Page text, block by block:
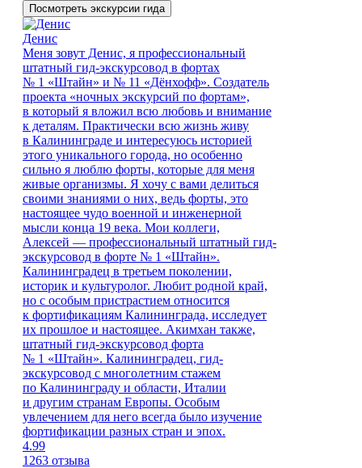
Посмотреть экскурсии гида
Денис
Меня зовут Денис, я профессиональный
штатный гид-экскурсовод в фортах
№ 1 «Штайн» и № 11 «Дёнхофф». Создатель
проекта «ночных экскурсий по фортам»,
в который я вложил всю любовь и внимание
к деталям. Практически всю жизнь живу
в Калининграде и интересуюсь историей
этого уникального города, но особенно
сильно я люблю форты, которые для меня
живые организмы. Я хочу с вами делиться
своими знаниями о них, ведь форты, это
настоящее чудо военной и инженерной
мысли конца 19 века. Мои коллеги,
Алексей — профессиональный штатный гид-
экскурсовод в форте № 1 «Штайн».
Калининградец в третьем поколении,
историк и культуролог. Любит родной край,
но с особым пристрастием относится
к фортификациям Калининграда, исследует
их прошлое и настоящее. Акимхан также,
штатный гид-экскурсовод форта
№ 1 «Штайн». Калининградец, гид-
экскурсовод с многолетним стажем
по Калининграду и области, Италии
и другим странам Европы. Особым
увлечением для него всегда было изучение
фортификации разных стран и эпох.
4.99
1263 отзыва